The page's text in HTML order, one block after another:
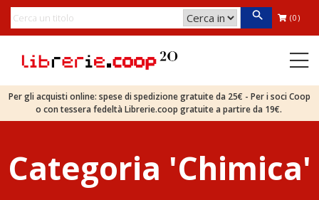
(0)
Per gli acquisti online: spese di spedizione gratuite da 25€ - Per i soci Coop
o con tessera fedeltà Librerie.coop gratuite a partire da 19€.
Categoria 'Chimica'